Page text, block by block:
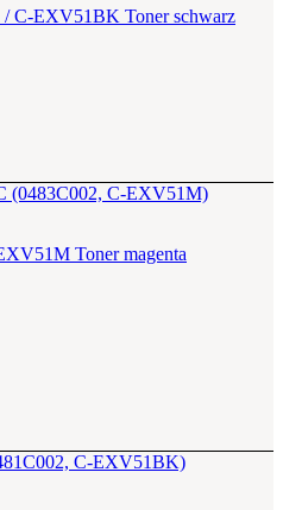
/ C-EXV51BK Toner schwarz
Toner magenta